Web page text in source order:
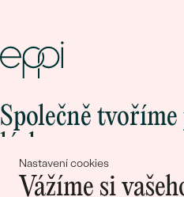
Nastavení cookies
Vážíme si
Společně
lásky
Připojte se k nám!